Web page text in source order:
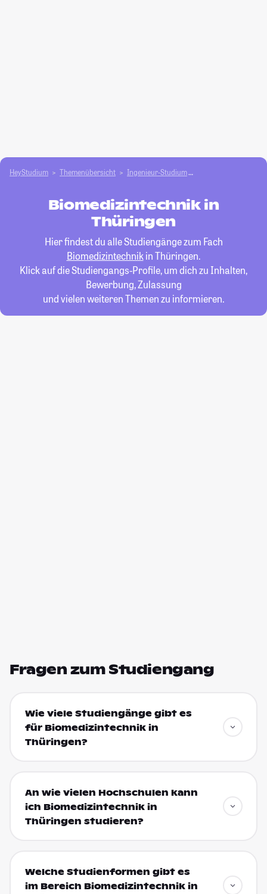
HeyStudium Themenübersicht Ingenieur-Studium
Biomedizintechnik in
Thüringen
Hier findest du alle Studiengänge zum Fach
Biomedizintechnikin Thüringen.
Klick auf die Studiengangs-Profile, um dich zu Inhalten,
Bewerbung, Zulassung
und vielen weiteren Themen zu informieren.
Fragen zum Studiengang
Wie viele Studiengänge gibt es
für Biomedizintechnik in
Thüringen?
An wie vielen Hochschulen kann
ich Biomedizintechnik in
Thüringen studieren?
Welche Studienformen gibt es
im Bereich Biomedizintechnik in